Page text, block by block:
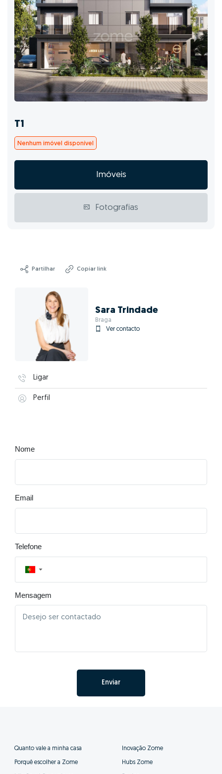
T1
Nenhum imóvel disponível
Imóveis
Fotografias
Partilhar Copiar link
Sara Trindade
Braga
Ver contacto
Ligar
Perfil
Nome
Email
Telefone
▼
Mensagem
Enviar
Quanto vale a minha casa
Porquê escolher a Zome
Inovação Zome
Hubs Zome